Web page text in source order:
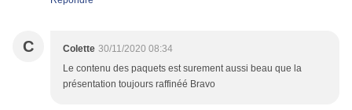
C Colette 30/11/2020 08:34
Le contenu des paquets est surement aussi beau que la
présentation toujours raffinéé Bravo